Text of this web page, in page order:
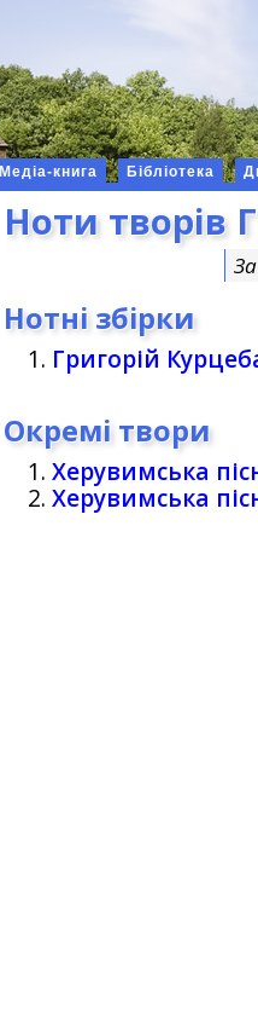
Медіа-книга Бібліотека
Ноти творів
Нотні збірки
Григорій
Окремі твори
Херувимська
Херувимська